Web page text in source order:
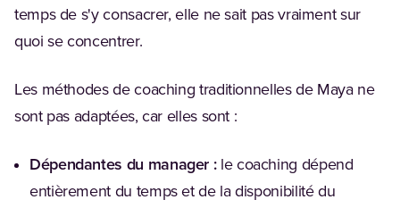
temps de s'y consacrer, elle ne sait pas vraiment sur
quoi se concentrer.
Les méthodes de coaching traditionnelles de Maya ne
sont pas adaptées, car elles sont :
Dépendantes du manager :le coaching dépend
entièrement du temps et de la disponibilité du